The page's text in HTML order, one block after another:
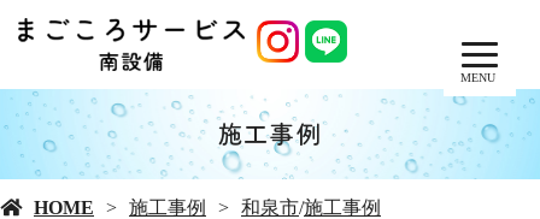
MENU
施工事例
HOME 施工事例 和泉市/施工事例